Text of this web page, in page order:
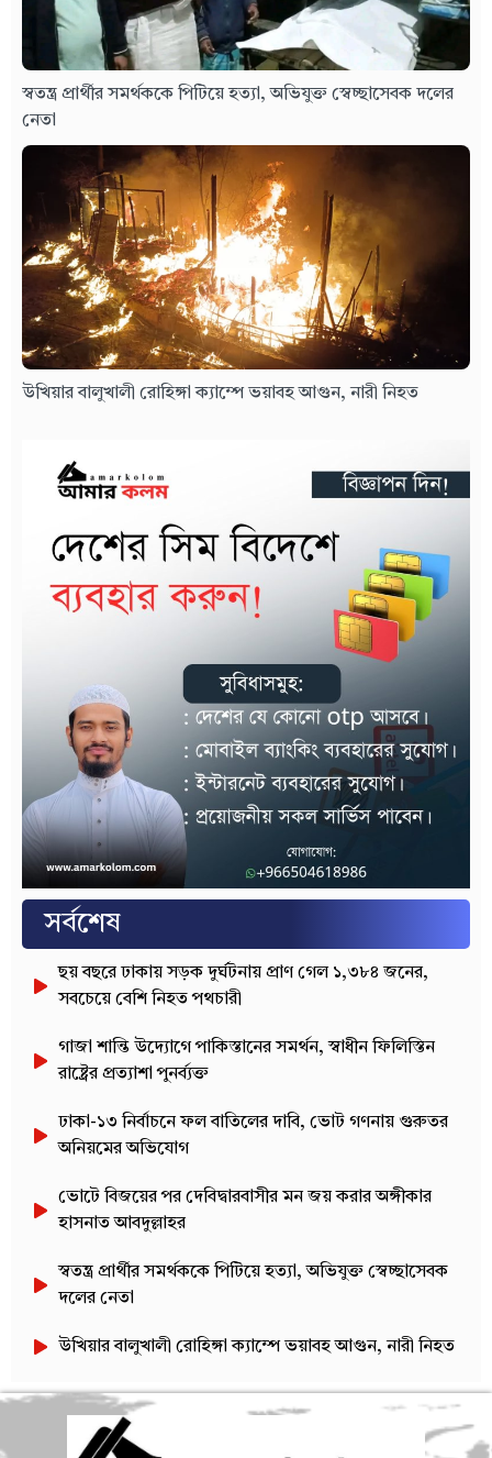
স্বতন্ত্র প্রার্থীর সমর্থককে পিটিয়ে হত্যা, অভিযুক্ত স্বেচ্ছাসেবক দলের
নেতা
উখিয়ার বালুখালী রোহিঙ্গা ক্যাম্পে ভয়াবহ আগুন, নারী নিহত
সর্বশেষ
ছয় বছরে ঢাকায় সড়ক দুর্ঘটনায় প্রাণ গেল ১,৩৮৪ জনের,
সবচেয়ে বেশি নিহত পথচারী
গাজা শান্তি উদ্যোগে পাকিস্তানের সমর্থন, স্বাধীন ফিলিস্তিন
রাষ্ট্রের প্রত্যাশা পুনর্ব্যক্ত
ঢাকা-১৩ নির্বাচনে ফল বাতিলের দাবি, ভোট গণনায় গুরুতর
অনিয়মের অভিযোগ
ভোটে বিজয়ের পর দেবিদ্বারবাসীর মন জয় করার অঙ্গীকার
হাসনাত আবদুল্লাহর
স্বতন্ত্র প্রার্থীর সমর্থককে পিটিয়ে হত্যা, অভিযুক্ত স্বেচ্ছাসেবক
দলের নেতা
উখিয়ার বালুখালী রোহিঙ্গা ক্যাম্পে ভয়াবহ আগুন, নারী নিহত